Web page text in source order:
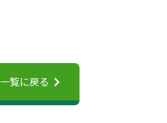
一覧に戻る